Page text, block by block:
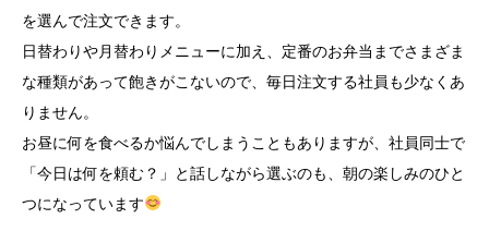
を選んで注文できます。
日替わりや月替わりメニューに加え、定番のお弁当までさまざま
な種類があって飽きがこないので、毎日注文する社員も少なくあ
りません。
お昼に何を食べるか悩んでしまうこともありますが、社員同士で
「今日は何を頼む？」と話しながら選ぶのも、朝の楽しみのひと
つになっています